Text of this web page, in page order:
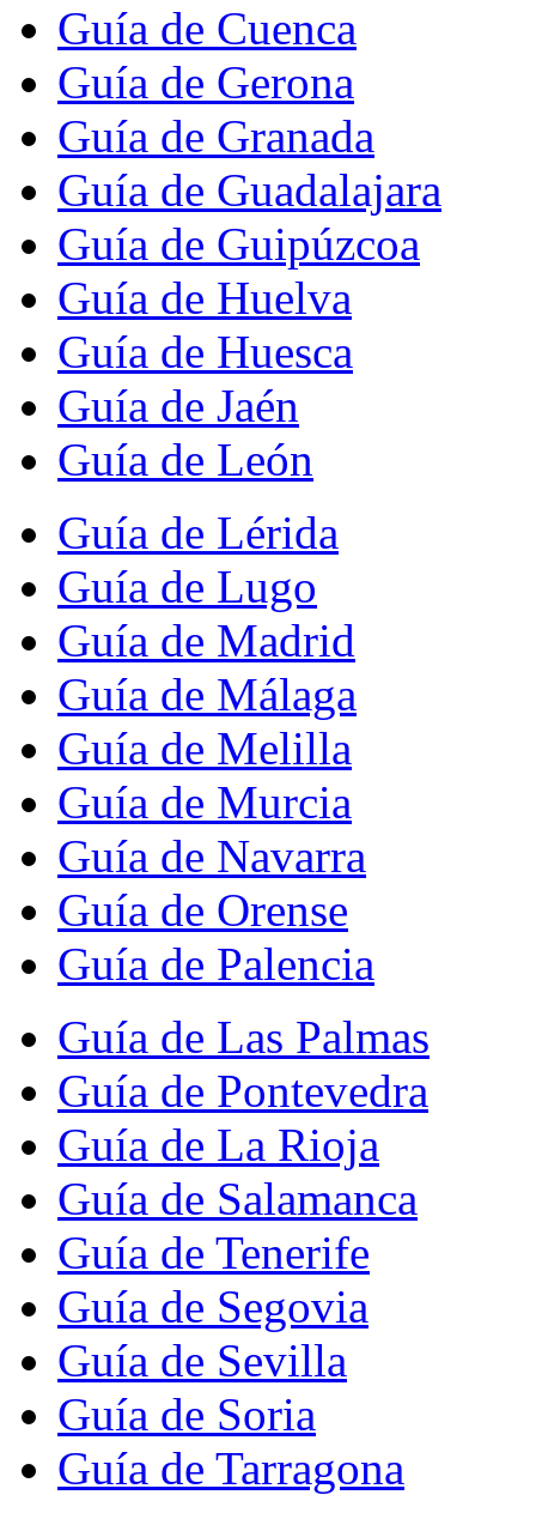
Guía de Cuenca
Guía de Gerona
Guía de Granada
Guía de Guadalajara
Guía de Guipúzcoa
Guía de Huelva
Guía de Huesca
Guía de Jaén
Guía de León
Guía de Lérida
Guía de Lugo
Guía de Madrid
Guía de Málaga
Guía de Melilla
Guía de Murcia
Guía de Navarra
Guía de Orense
Guía de Palencia
Guía de Las Palmas
Guía de Pontevedra
Guía de La Rioja
Guía de Salamanca
Guía de Tenerife
Guía de Segovia
Guía de Sevilla
Guía de Soria
Guía de Tarragona